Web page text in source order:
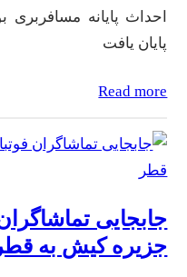
احداث پایانه
پایان یافت
Read more
جابجایی
جزیره کیش به قطر